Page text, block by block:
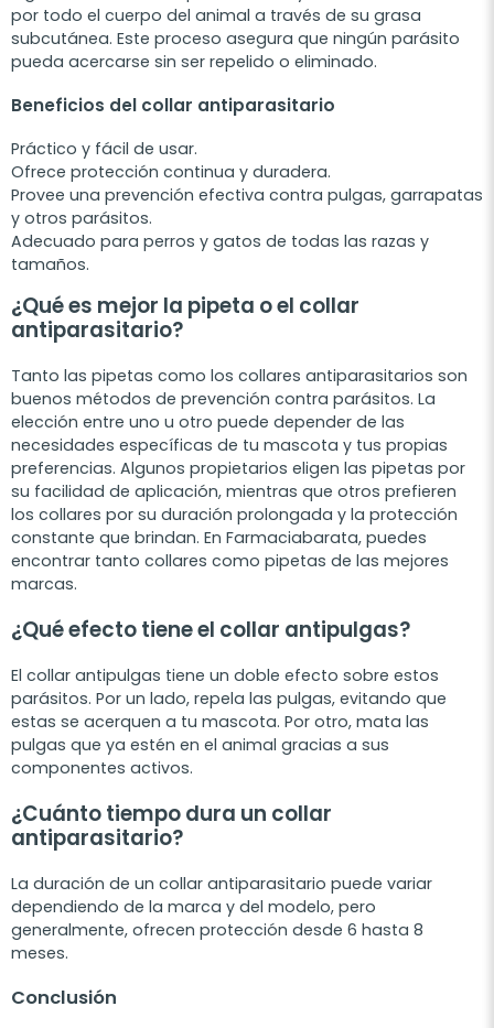
por todo el cuerpo del animal a través de su grasa
subcutánea. Este proceso asegura que ningún parásito
pueda acercarse sin ser repelido o eliminado.
Beneficios del collar antiparasitario
Práctico y fácil de usar.
Ofrece protección continua y duradera.
Provee una prevención efectiva contra pulgas, garrapatas
y otros parásitos.
Adecuado para perros y gatos de todas las razas y
tamaños.
¿Qué es mejor la pipeta o el collar
antiparasitario?
Tanto las pipetas como los collares antiparasitarios son
buenos métodos de prevención contra parásitos. La
elección entre uno u otro puede depender de las
necesidades específicas de tu mascota y tus propias
preferencias. Algunos propietarios eligen las pipetas por
su facilidad de aplicación, mientras que otros prefieren
los collares por su duración prolongada y la protección
constante que brindan. En Farmaciabarata, puedes
encontrar tanto collares como pipetas de las mejores
marcas.
¿Qué efecto tiene el collar antipulgas?
El collar antipulgas tiene un doble efecto sobre estos
parásitos. Por un lado, repela las pulgas, evitando que
estas se acerquen a tu mascota. Por otro, mata las
pulgas que ya estén en el animal gracias a sus
componentes activos.
¿Cuánto tiempo dura un collar
antiparasitario?
La duración de un collar antiparasitario puede variar
dependiendo de la marca y del modelo, pero
generalmente, ofrecen protección desde 6 hasta 8
meses.
Conclusión